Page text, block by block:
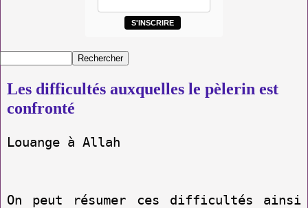
S'INSCRIRE
Les difficultés auxquelles le pèlerin est
confronté
Louange à Allah
On peut résumer ces difficultés ainsi